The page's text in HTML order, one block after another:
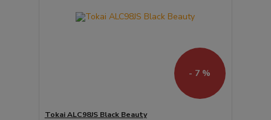
- 7 %
Tokai ALC98JS Black Beauty